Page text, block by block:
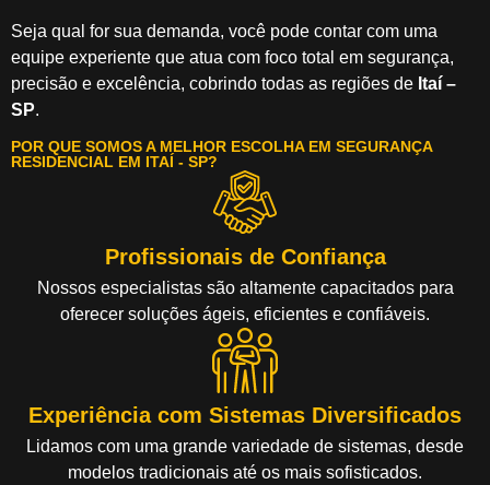
Seja qual for sua demanda, você pode contar com uma
equipe experiente que atua com foco total em segurança,
precisão e excelência, cobrindo todas as regiões de Itaí –
SP.
POR QUE SOMOS A MELHOR ESCOLHA EM SEGURANÇA
RESIDENCIAL EM ITAÍ - SP?
Profissionais de Confiança
Nossos especialistas são altamente capacitados para
oferecer soluções ágeis, eficientes e confiáveis.
Experiência com Sistemas Diversificados
Lidamos com uma grande variedade de sistemas, desde
modelos tradicionais até os mais sofisticados.